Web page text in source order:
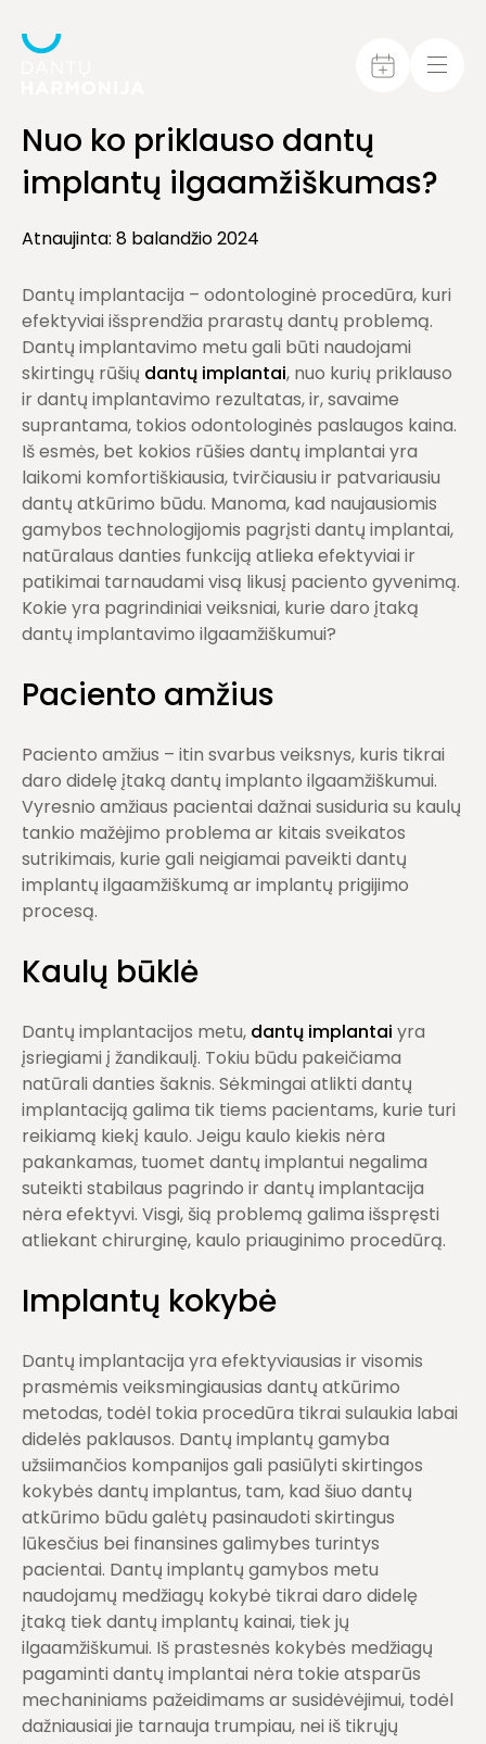
Nuo ko priklauso dantų
implantų ilgaamžiškumas?
Atnaujinta: 8 balandžio 2024
Dantų implantacija – odontologinė procedūra, kuri
efektyviai išsprendžia prarastų dantų problemą.
Dantų implantavimo metu gali būti naudojami
skirtingų rūšių dantų implantai, nuo kurių priklauso
ir dantų implantavimo rezultatas, ir, savaime
suprantama, tokios odontologinės paslaugos kaina.
Iš esmės, bet kokios rūšies dantų implantai yra
laikomi komfortiškiausia, tvirčiausiu ir patvariausiu
dantų atkūrimo būdu. Manoma, kad naujausiomis
gamybos technologijomis pagrįsti dantų implantai,
natūralaus danties funkciją atlieka efektyviai ir
patikimai tarnaudami visą likusį paciento gyvenimą.
Kokie yra pagrindiniai veiksniai, kurie daro įtaką
dantų implantavimo ilgaamžiškumui?
Paciento amžius
Paciento amžius – itin svarbus veiksnys, kuris tikrai
daro didelę įtaką dantų implanto ilgaamžiškumui.
Vyresnio amžiaus pacientai dažnai susiduria su kaulų
tankio mažėjimo problema ar kitais sveikatos
sutrikimais, kurie gali neigiamai paveikti dantų
implantų ilgaamžiškumą ar implantų prigijimo
procesą.
Kaulų būklė
Dantų implantacijos metu, dantų implantai yra
įsriegiami į žandikaulį. Tokiu būdu pakeičiama
natūrali danties šaknis. Sėkmingai atlikti dantų
implantaciją galima tik tiems pacientams, kurie turi
reikiamą kiekį kaulo. Jeigu kaulo kiekis nėra
pakankamas, tuomet dantų implantui negalima
suteikti stabilaus pagrindo ir dantų implantacija
nėra efektyvi. Visgi, šią problemą galima išspręsti
atliekant chirurginę, kaulo priauginimo procedūrą.
Implantų kokybė
Dantų implantacija yra efektyviausias ir visomis
prasmėmis veiksmingiausias dantų atkūrimo
metodas, todėl tokia procedūra tikrai sulaukia labai
didelės paklausos. Dantų implantų gamyba
užsiimančios kompanijos gali pasiūlyti skirtingos
kokybės dantų implantus, tam, kad šiuo dantų
atkūrimo būdu galėtų pasinaudoti skirtingus
lūkesčius bei finansines galimybes turintys
pacientai. Dantų implantų gamybos metu
naudojamų medžiagų kokybė tikrai daro didelę
įtaką tiek dantų implantų kainai, tiek jų
ilgaamžiškumui. Iš prastesnės kokybės medžiagų
pagaminti dantų implantai nėra tokie atsparūs
mechaniniams pažeidimams ar susidėvėjimui, todėl
dažniausiai jie tarnauja trumpiau, nei iš tikrųjų